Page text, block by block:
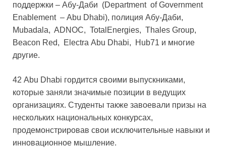
поддержки – Абу-Даби (Department of Government
Enablement – Abu Dhabi), полиция Абу-Даби,
Mubadala, ADNOC, TotalEnergies, Thales Group,
Beacon Red, Electra Abu Dhabi, Hub71 и многие
другие.
42 Abu Dhabi гордится своими выпускниками,
которые заняли значимые позиции в ведущих
организациях. Студенты также завоевали призы на
нескольких национальных конкурсах,
продемонстрировав свои исключительные навыки и
инновационное мышление.